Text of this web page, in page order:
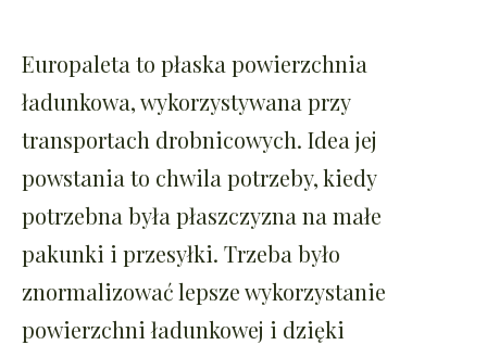
Europaleta to płaska powierzchnia
ładunkowa, wykorzystywana przy
transportach drobnicowych. Idea jej
powstania to chwila potrzeby, kiedy
potrzebna była płaszczyzna na małe
pakunki i przesyłki. Trzeba było
znormalizować lepsze wykorzystanie
powierzchni ładunkowej i dzięki